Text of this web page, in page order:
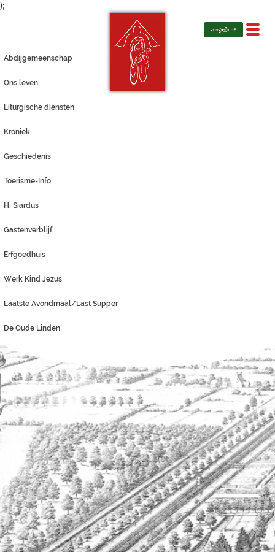
);
Toggle
Jongerlo
Abdijgemeenschap
Ons leven
Liturgische diensten
Kroniek
Geschiedenis
Toerisme-Info
H. Siardus
Gastenverblijf
Erfgoedhuis
Werk Kind Jezus
Laatste Avondmaal/Last Supper
De Oude Linden